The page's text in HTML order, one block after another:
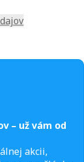
– už vám od
akcii,